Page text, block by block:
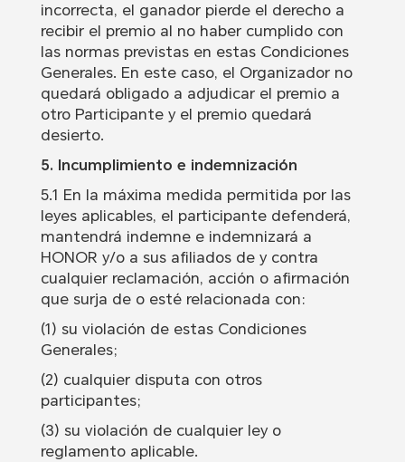
incorrecta, el ganador pierde el derecho a
recibir el premio al no haber cumplido con
las normas previstas en estas Condiciones
Generales. En este caso, el Organizador no
quedará obligado a adjudicar el premio a
otro Participante y el premio quedará
desierto.
5. Incumplimiento e indemnización
5.1 En la máxima medida permitida por las
leyes aplicables, el participante defenderá,
mantendrá indemne e indemnizará a
HONOR y/o a sus afiliados de y contra
cualquier reclamación, acción o afirmación
que surja de o esté relacionada con:
(1) su violación de estas Condiciones
Generales;
(2) cualquier disputa con otros
participantes;
(3) su violación de cualquier ley o
reglamento aplicable.